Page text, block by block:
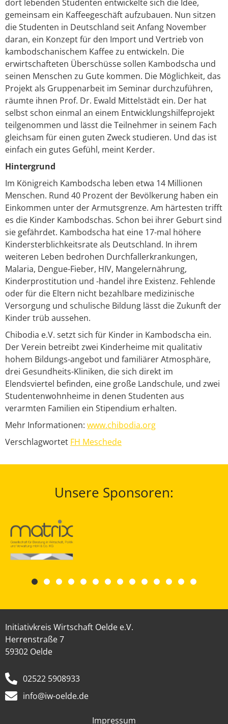
dort lebenden Studenten entwickelte sich die Idee,
gemeinsam ein Kaffeegeschäft aufzubauen. Nun sitzen
die Studenten in Deutschland seit Anfang November
daran, ein Konzept für den Import und Vertrieb von
kambodschanischem Kaffee zu entwickeln. Die
erwirtschafteten Überschüsse sollen Kambodscha und
seinen Menschen zu Gute kommen. Die Möglichkeit, das
Projekt als Gruppenarbeit im Seminar durchzuführen,
räumte ihnen Prof. Dr. Ewald Mittelstädt ein. Der hat
selbst schon einmal an einem Entwicklungshilfeprojekt
teilgenommen und lässt die Teilnehmer in seinem Fach
gleichsam für einen guten Zweck studieren. Und das ist
einfach ein gutes Gefühl, meint Kerder.
Hintergrund
Im Königreich Kambodscha leben etwa 14 Millionen
Menschen. Rund 40 Prozent der Bevölkerung haben ein
Einkommen unter der Armutsgrenze. Am härtesten trifft
es die Kinder Kambodschas. Schon bei ihrer Geburt sind
sie gefährdet. Kambodscha hat eine 17-mal höhere
Kindersterblichkeitsrate als Deutschland. In ihrem
weiteren Leben bedrohen Durchfallerkrankungen,
Malaria, Dengue-Fieber, HIV, Mangelernährung,
Kinderprostitution und -handel ihre Existenz. Fehlende
oder für die Eltern nicht bezahlbare medizinische
Versorgung und schulische Bildung lässt die Zukunft der
Kinder trüb aussehen.
Chibodia e.V. setzt sich für Kinder in Kambodscha ein.
Der Verein betreibt zwei Kinderheime mit qualitativ
hohem Bildungs-angebot und familiärer Atmosphäre,
drei Gesundheits-Kliniken, die sich direkt im
Elendsviertel befinden, eine große Landschule, und zwei
Studentenwohnheime in denen Studenten aus
verarmten Familien ein Stipendium erhalten.
Mehr Informationen: www.chibodia.org
Verschlagwortet FH Meschede
Unsere Sponsoren:
Initiativkreis Wirtschaft Oelde e.V.
Herrenstraße 7
59302 Oelde
02522 5908933
info@iw-oelde.de
Impressum